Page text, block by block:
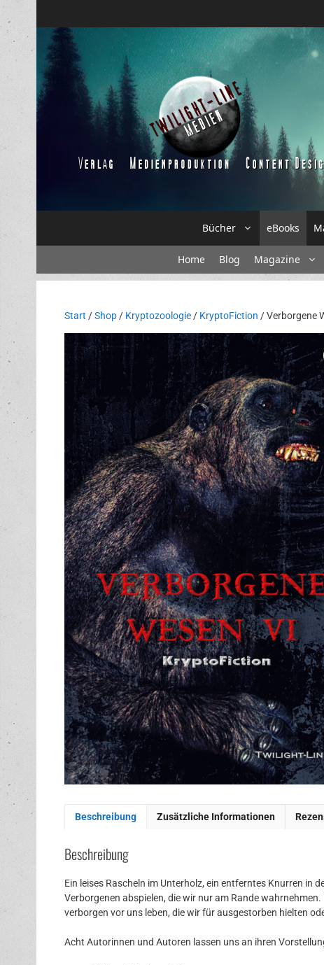
Inhalt
springen
Bücher eBooks
Home Blog Magazine
Start /Shop / Kryptozoologie / KryptoFiction / Verborgene
Beschreibung Zusätzliche Informationen
Beschreibung
Ein leises Rascheln im Unterholz, ein entferntes Knurren in
Verborgenen abspielen, die wir nur am Rande
verborgen vor uns leben, die wir für ausgestorben hielten
Acht Autorinnen und Autoren lassen uns an ihren